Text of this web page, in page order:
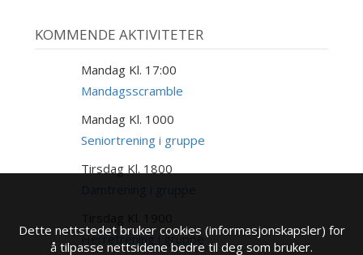
KOMMENDE AKTIVITETER
Mandag Kl. 17:00
Mandagsscramble
Mandag Kl. 1000
Seniortrening i gruppe
18
Tirsdag Kl. 1800
AUG
Herretrening i gruppe
Dette nettstedet bruker cookies (informasjonskapsler) for
å tilpasse nettsidene bedre til deg som bruker.